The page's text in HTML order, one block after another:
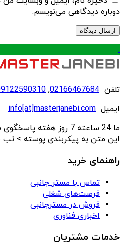
دوباره دیدگاهی می‌نویسم.
.
تلفن 02166467684
,
ایمیل info[at]masterjanebi.com
ما 24 ساعته 7 روز هفته
این متن به پیکربندی پوسته > تب
راهنمای خرید
تماس با مستر جانبی
فرصت‌های شغلی
فروش در مسترجانبی
اخباری فناوری
خدمات مشتریان